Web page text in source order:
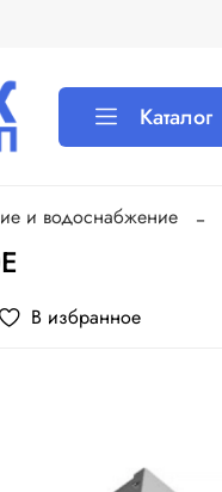
Каталог
и водоснабжение
В избранное